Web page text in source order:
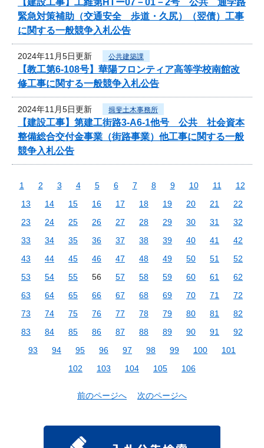
緊急対策補助（交通安全 歩道・久尻）（翌債）工事
に関する一般競争入札公告
2024年11月5日更新 公共建築課
【教工第6-108号】華陽フロンティア高等学校南館改
修工事に関する一般競争入札公告
2024年11月5日更新 揖斐土木事務所
【建設工事】第建工街路3-A6-1他号 公共 社会資本
整備総合交付金事業（街路事業）他工事に関する一般
競争入札公告
1 2 3 4 5 6 7 8 9 10 11
12
13
14 15 16 17 18 19 20 21
22
23
24 25 26 27 28 29 30 31
32
33
34 35 36 37 38 39 40 41
42
43
44 45 46 47 48 49 50 51
52
53
54 55 56 57 58 59 60 61
62
63
64 65 66 67 68 69 70 71
72
73
74 75 76 77 78 79 80 81
82
83
84 85 86 87 88 89 90 91
92
93
94 95 96 97 98 99 100
101
102
103 104 105 106
前のページへ 次のページへ